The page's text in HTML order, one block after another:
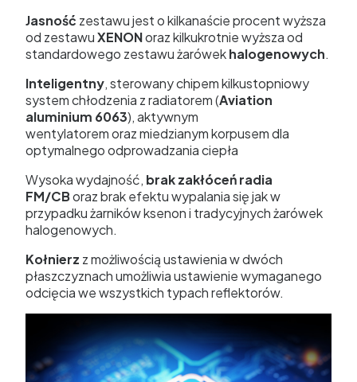
Jasność zestawu jest o kilkanaście procent wyższa
od zestawuXENONoraz kilkukrotnie wyższa od
standardowego zestawu żarówekhalogenowych.
Inteligentny, sterowany chipem kilkustopniowy
system chłodzenia z radiatorem (Aviation
aluminium 6063), aktywnym
wentylatorem oraz miedzianym korpusem dla
optymalnego odprowadzania ciepła
Wysoka wydajność, brak zakłóceń radia
FM/CBoraz brak efektu wypalania się jak w
przypadku żarników ksenon i tradycyjnych żarówek
halogenowych.
Kołnierz z możliwością ustawienia w dwóch
płaszczyznach umożliwia ustawienie wymaganego
odcięcia we wszystkich typach reflektorów.